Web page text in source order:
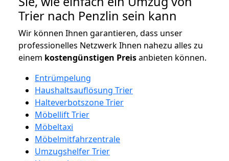
Trier nach Penzlin sein kann
Wir können Ihnen garantieren, dass unser
professionelles Netzwerk Ihnen nahezu alles zu
einem kostengünstigen Preisanbieten können.
Entrümpelung
Haushaltsauflösung Trier
Halteverbotszone Trier
Möbellift Trier
Möbeltaxi
Möbelmitfahrzentrale
Umzugshelfer Trier